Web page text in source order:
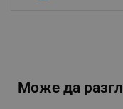
Може да